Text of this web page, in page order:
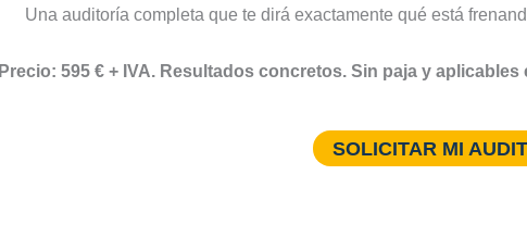
Una auditoría completa que te dirá exactamente qué está
Precio: 595 € + IVA. Resultados concretos. Sin paja y
SOLICITAR MI